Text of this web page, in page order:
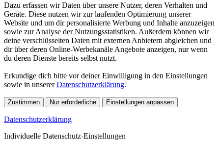
Dazu erfassen wir Daten über unsere Nutzer, deren Verhalten und
Geräte. Diese nutzen wir zur laufenden Optimierung unserer
Website und um dir personalisierte Werbung und Inhalte anzuzeigen
sowie zur Analyse der Nutzungsstatistiken. Außerdem können wir
deine verschlüsselten Daten mit externen Anbietern abgleichen und
dir über deren Online-Werbekanäle Angebote anzeigen, nur wenn
du deren Dienste bereits selbst nutzt.
Erkundige dich bitte vor deiner Einwilligung in den Einstellungen
sowie in unsererDatenschutzerklärung.
Zustimmen Nur erforderliche Einstellungen anpassen
Datenschutzerklärung
Individuelle Datenschutz-Einstellungen